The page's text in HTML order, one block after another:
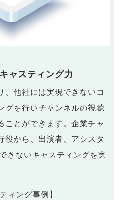
ャスティング力
、他社には実現できないコ
グを行いチャンネルの視聴
ことができます。企業チャ
役から、出演者、アシスタ
きないキャスティングを実
ィング事例】